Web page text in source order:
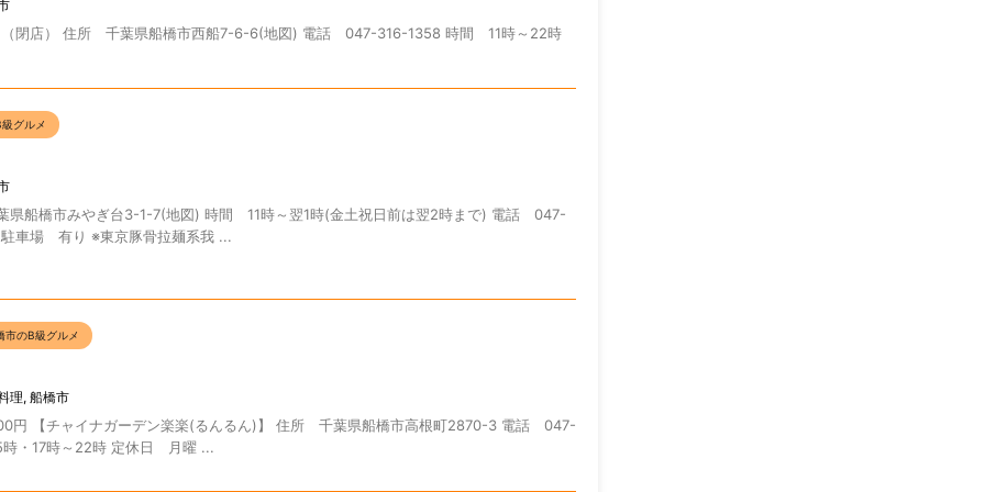
（閉店） 住所 千葉県船橋市西船7-6-6(地図) 電話 047-316-1358 時間 11時～22時
グルメ
県船橋市みやぎ台3-1-7(地図) 時間 11時～翌1時(金土祝日前は翌2時まで) 電話 047-
車場 有り ※東京豚骨拉麺系我 ...
市のB級グルメ
理, 船橋市
円 【チャイナガーデン楽楽(るんるん)】 住所 千葉県船橋市高根町2870-3 電話 047-
・17時～22時 定休日 月曜 ...